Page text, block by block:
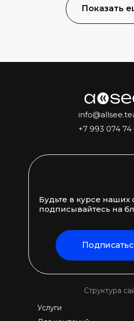
Показать
+7 993 074 74
Будьте в курсе
подписывайтесь на
Услуги
Структура